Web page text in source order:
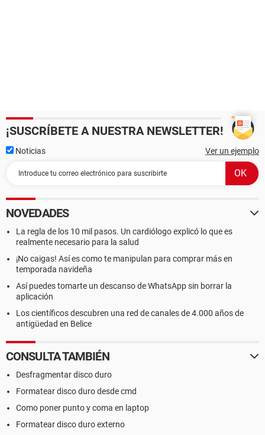
¡SUSCRÍBETE A NUESTRA NEWSLETTER!
Noticias Ver un ejemplo
NOVEDADES
La regla de los 10 mil pasos. Un cardiólogo explicó lo que es
realmente necesario para la salud
¡No caigas! Así es como te manipulan para comprar más en
temporada navideña
Así puedes tomarte un descanso de WhatsApp sin borrar la
aplicación
Los científicos descubren una red de canales de 4.000 años de
antigüedad en Belice
CONSULTA TAMBIÉN
Desfragmentar disco duro
Formatear disco duro desde cmd
Como poner punto y coma en laptop
Formatear disco duro externo